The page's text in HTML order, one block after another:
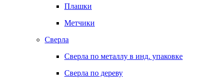
Плашки
Метчики
Сверла
Сверла по металлу в инд. упаковке
Сверла по дереву